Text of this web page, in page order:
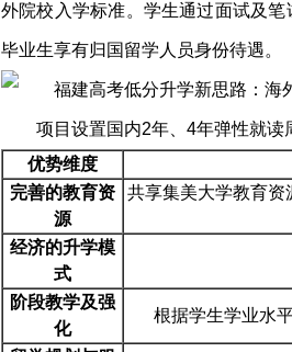
外院校入学标准。学生通过面试及
毕业生享有归国留学人员身份待遇。
项目设置国内2年、4年弹性就读
优势维度
完善的教育资
源
共享集美大学教育资
经济的升学模
式
阶段教学及强
化
根据学生学业水